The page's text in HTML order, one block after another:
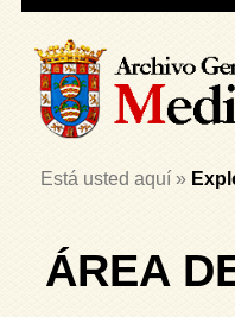
Está usted aquí »
ÁREA